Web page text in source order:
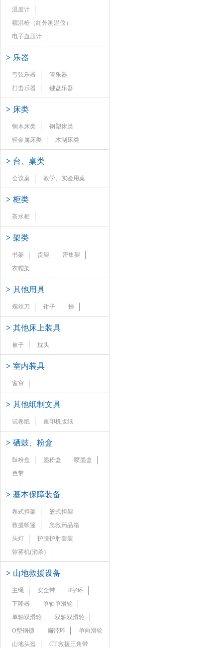
温度计
额温枪（红外测温仪）
电子血压计
> 乐器
弓弦乐器
管乐器
打击乐器
键盘乐器
> 床类
钢木床类
钢塑床类
轻金属床类
木制床类
> 台、桌类
会议桌 教学、实验用桌
> 柜类
茶水柜
> 架类
书架 货架
密集架
衣帽架
> 其他用具
螺丝刀 钳子 挫
> 其他床上装具
被子 枕头
> 室内装具
窗帘
> 其他纸制文具
试卷纸 速印机版纸
> 硒鼓、粉盒
鼓粉盒 墨粉盒
喷墨盒
色带
> 基本保障装备
卷式担架
篮式担架
救援帐篷
急救药品箱
头灯
护膝护肘套装
弥雾机(消杀)
> 山地救援设备
主绳 安全带
8字环
下降器
单轴单滑轮
单轴双滑轮
双轴双滑轮
O型钢锁
扁带环
单向滑轮
山地头盔
CT 救援三角带